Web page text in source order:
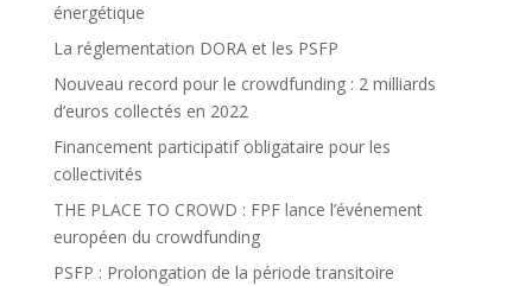
énergétique
La réglementation DORA et les PSFP
Nouveau record pour le crowdfunding : 2 milliards
d’euros collectés en 2022
Financement participatif obligataire pour les
collectivités
THE PLACE TO CROWD : FPF lance l’événement
européen du crowdfunding
PSFP : Prolongation de la période transitoire